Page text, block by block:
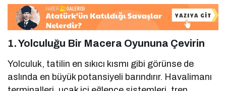
1. Yolculuğu Bir Macera Oyununa Çevirin
Yolculuk, tatilin en sıkıcı kısmı gibi görünse de
aslında en büyük potansiyeli barındırır. Havalimanı